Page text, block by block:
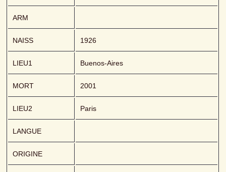
ARM
NAISS 1926
LIEU1 Buenos-Aires
MORT 2001
LIEU2 Paris
LANGUE
ORIGINE